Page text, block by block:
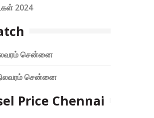
2024
சென்னை
சென்னை
Price Chennai